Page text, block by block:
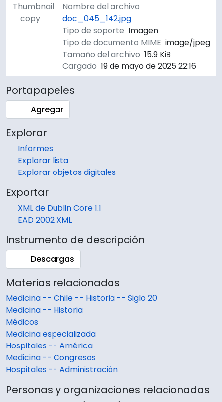
Thumbnail
copy
Nombre del archivo
doc_045_142.jpg
Tipo de soporte Imagen
Tipo de documento MIME image/jpeg
Tamaño del archivo 15.9 KiB
Cargado 19 de mayo de 2025 22:16
Portapapeles
Agregar
Explorar
Informes
Explorar lista
Explorar objetos digitales
Exportar
XML de Dublin Core 1.1
EAD 2002 XML
Instrumento de descripción
Descargas
Materias relacionadas
Medicina -- Chile -- Historia -- Siglo 20
Medicina -- Historia
Médicos
Medicina especializada
Hospitales -- América
Medicina -- Congresos
Hospitales -- Administración
Personas y organizaciones relacionadas